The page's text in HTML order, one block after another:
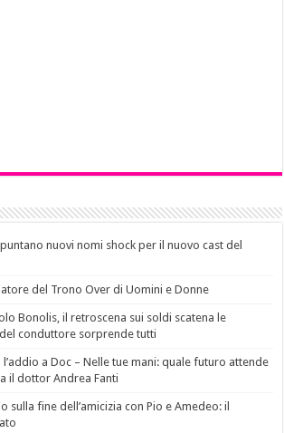
nuovi nomi shock per il nuovo cast del
del Trono Over di Uomini e Donne
Bonolis, il retroscena sui soldi scatena le
conduttore sorprende tutti
a Doc – Nelle tue mani: quale futuro attende
il dottor Andrea Fanti
sulla fine dell’amicizia con Pio e Amedeo: il